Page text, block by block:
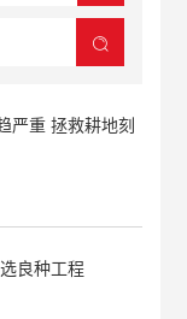
严重 拯救耕地刻
良种工程